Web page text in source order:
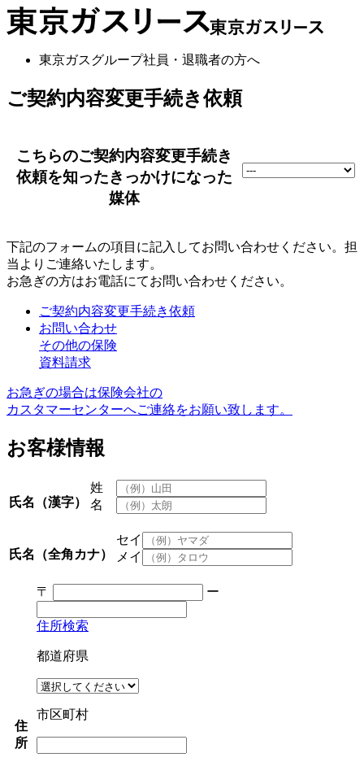
東京ガスグループ社員・退職者の方へ
ご契約内容変更手続き依頼
こちらのご契約内容変更手続き
依頼を知ったきっかけになった
媒体
下記のフォームの項目に記入してお問い合わせください。担
当よりご連絡いたします。
お急ぎの方はお電話にてお問い合わせください。
ご契約内容変更手続き依頼
お問い合わせ
その他の保険
資料請求
お急ぎの場合は保険会社の
カスタマーセンターへご連絡をお願い致します。
お客様情報
氏名（漢字）
姓
名
氏名（全角カナ）
セイ
メイ
住
所
〒 ー
住所検索
都道府県
市区町村